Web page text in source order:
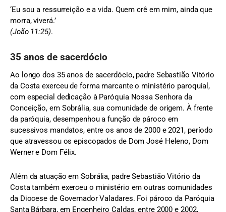
‘Eu sou a ressurreição e a vida. Quem crê em mim, ainda que
morra, viverá.’
(João 11:25).
35 anos de sacerdócio
Ao longo dos 35 anos de sacerdócio, padre Sebastião Vitório
da Costa exerceu de forma marcante o ministério paroquial,
com especial dedicação à Paróquia Nossa Senhora da
Conceição, em Sobrália, sua comunidade de origem. À frente
da paróquia, desempenhou a função de pároco em
sucessivos mandatos, entre os anos de 2000 e 2021, período
que atravessou os episcopados de Dom José Heleno, Dom
Werner e Dom Félix.
Além da atuação em Sobrália, padre Sebastião Vitório da
Costa também exerceu o ministério em outras comunidades
da Diocese de Governador Valadares. Foi pároco da Paróquia
Santa Bárbara, em Engenheiro Caldas, entre 2000 e 2002,